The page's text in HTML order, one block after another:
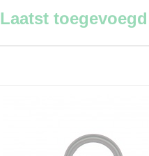
Laatst toegevoegd